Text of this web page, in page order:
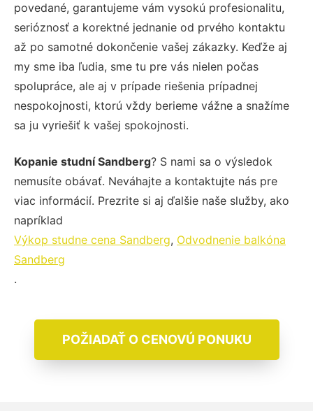
povedané, garantujeme vám vysokú profesionalitu,
serióznosť a korektné jednanie od prvého kontaktu
až po samotné dokončenie vašej zákazky. Keďže aj
my sme iba ľudia, sme tu pre vás nielen počas
spolupráce, ale aj v prípade riešenia prípadnej
nespokojnosti, ktorú vždy berieme vážne a snažíme
sa ju vyriešiť k vašej spokojnosti.
Kopanie studní Sandberg? S nami sa o výsledok
nemusíte obávať. Neváhajte a kontaktujte nás pre
viac informácií. Prezrite si aj ďalšie naše služby, ako
napríklad
Výkop studne cena Sandberg, Odvodnenie balkóna
Sandberg
.
POŽIADAŤ O CENOVÚ PONUKU